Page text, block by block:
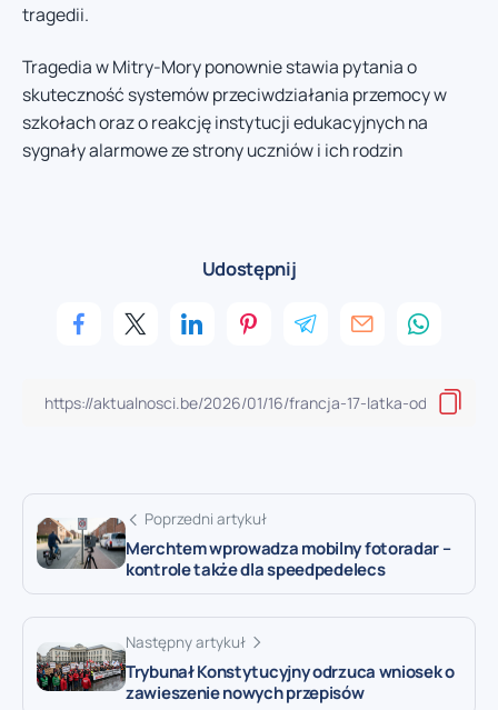
tragedii.
Tragedia w Mitry-Mory ponownie stawia pytania o
skuteczność systemów przeciwdziałania przemocy w
szkołach oraz o reakcję instytucji edukacyjnych na
sygnały alarmowe ze strony uczniów i ich rodzin
Udostępnij
Poprzedni artykuł
Merchtem wprowadza mobilny fotoradar –
kontrole także dla speedpedelecs
Następny artykuł
Trybunał Konstytucyjny odrzuca wniosek o
zawieszenie nowych przepisów